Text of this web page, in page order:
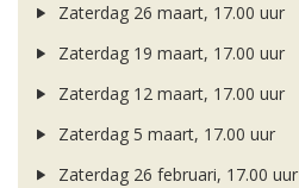
Zaterdag 26 maart, 17.00 uur
Zaterdag 19 maart, 17.00 uur
Zaterdag 12 maart, 17.00 uur
Zaterdag 5 maart, 17.00 uur
Zaterdag 26 februari, 17.00 uur